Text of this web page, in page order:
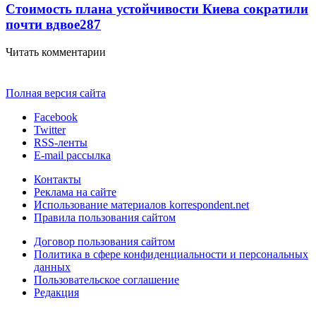
Стоимость плана устойчивости Киева сократили
почти вдвое287
Читать комментарии
Полная версия сайта
Facebook
Twitter
RSS-ленты
E-mail рассылка
Контакты
Реклама на сайте
Использование материалов korrespondent.net
Правила пользования сайтом
Договор пользования сайтом
Политика в сфере конфиденциальности и персональных
данных
Пользовательское соглашение
Редакция